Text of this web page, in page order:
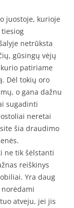
juostoje, kurioje
netrūksta
gūsingų vėjų
patiriame
Dėl tokių oro
o gana dažnu
sugadinti
neretai
šia draudimo
ne tik šėlstanti
reiškinys
Yra daug
atveju, jei jis